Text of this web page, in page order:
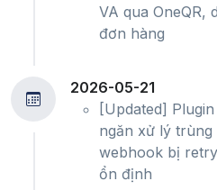
VA qua OneQR,
đơn hàng
2026-05-21
[Updated]
ngăn xử lý
webhook bị
ổn định